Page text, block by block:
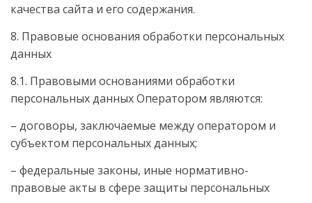
качества сайта и его содержания.
8. Правовые основания обработки персональных
данных
8.1. Правовыми основаниями обработки
персональных данных Оператором являются:
– договоры, заключаемые между оператором и
субъектом персональных данных;
– федеральные законы, иные нормативно-
правовые акты в сфере защиты персональных